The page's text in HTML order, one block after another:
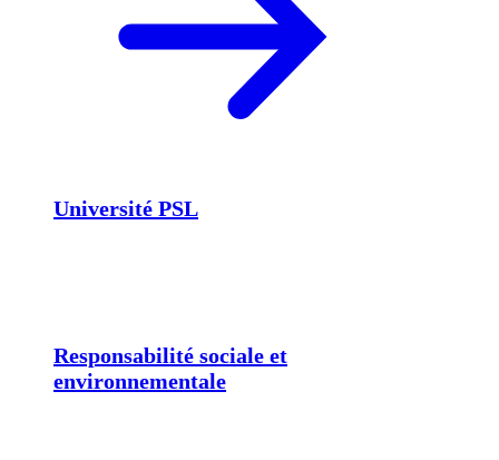
Université PSL
Responsabilité sociale et
environnementale